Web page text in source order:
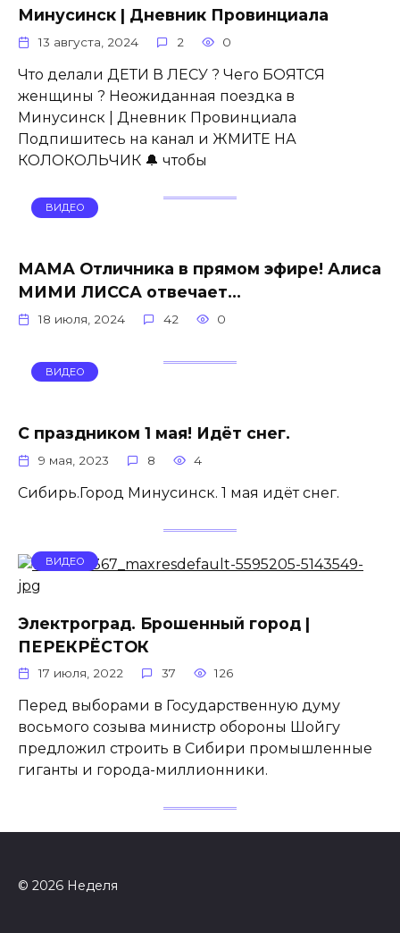
Минусинск | Дневник Провинциала
13 августа, 2024 2 0
Что делали ДЕТИ В ЛЕСУ ? Чего БОЯТСЯ
женщины ? Неожиданная поездка в
Минусинск | Дневник Провинциала
Подпишитесь на канал и ЖМИТЕ НА
КОЛОКОЛЬЧИК 🔔 чтобы
ВИДЕО
МАМА Отличника в прямом эфире! Алиса
МИМИ ЛИССА отвечает…
18 июля, 2024 42 0
ВИДЕО
С праздником 1 мая! Идёт снег.
9 мая, 2023 8 4
Сибирь.Город Минусинск. 1 мая идёт снег.
ВИДЕО
Электроград. Брошенный город |
ПЕРЕКРЁСТОК
17 июля, 2022 37 126
Перед выборами в Государственную думу
восьмого созыва министр обороны Шойгу
предложил строить в Сибири промышленные
гиганты и города-миллионники.
© 2026 Неделя